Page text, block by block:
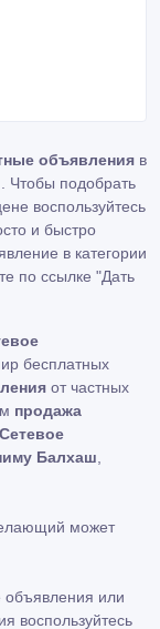
объявления в
. Чтобы подобрать
воспользуйтесь
и быстро
в категории
по ссылке "Дать
бесплатных
от частных
продажа
Балхаш
может
объявления или
воспользуйтесь